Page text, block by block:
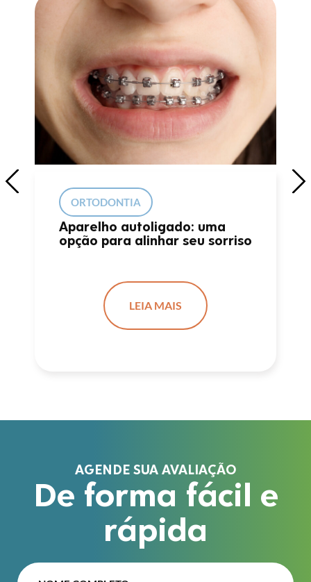
ORTODONTIA
Aparelho autoligado: uma
opção para alinhar seu sorriso
LEIA MAIS
AGENDE SUA AVALIAÇÃO
De forma fácil e
rápida